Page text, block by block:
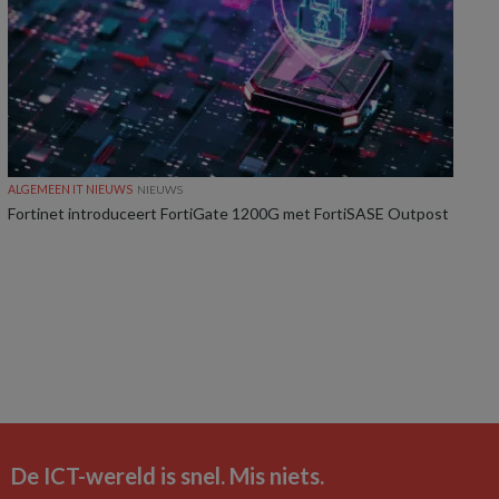
ALGEMEEN IT NIEUWS NIEUWS
Fortinet introduceert FortiGate 1200G met FortiSASE Outpost
De ICT-wereld is snel. Mis niets.